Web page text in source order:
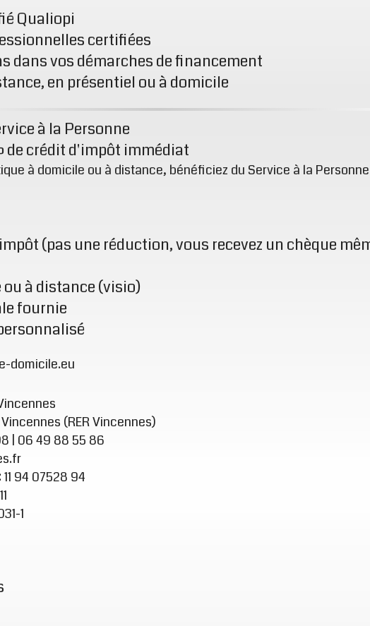
Qualiopi
certifiées
dans vos démarches de financement
en présentiel ou à domicile
à la Personne
de crédit d'impôt immédiat
à domicile ou à distance, bénéficiez du Service à la
(pas une réduction, vous recevez un chèque
à distance (visio)
fournie
domicile.eu
(RER Vincennes)
| 06 49 88 55 86
94 07528 94
1